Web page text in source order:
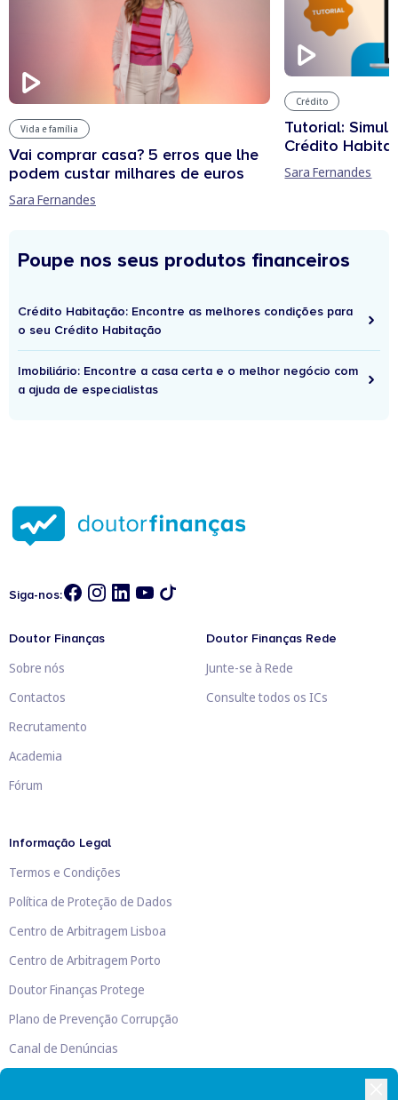
Vida e família
Vai comprar casa? 5 erros que lhe
podem custar milhares de euros
Sara Fernandes
Crédito
Tutorial:
Crédito
Sara Fernandes
Poupe nos seus produtos financeiros
Crédito Habitação: Encontre as melhores condições para
o seu Crédito Habitação
Imobiliário: Encontre a casa certa e o melhor negócio com
a ajuda de especialistas
Siga-nos:
Doutor Finanças
Sobre nós
Contactos
Recrutamento
Academia
Fórum
Doutor Finanças Rede
Junte-se à Rede
Consulte todos os ICs
Informação Legal
Termos e Condições
Política de Proteção de Dados
Centro de Arbitragem Lisboa
Centro de Arbitragem Porto
Doutor Finanças Protege
Plano de Prevenção Corrupção
Canal de Denúncias